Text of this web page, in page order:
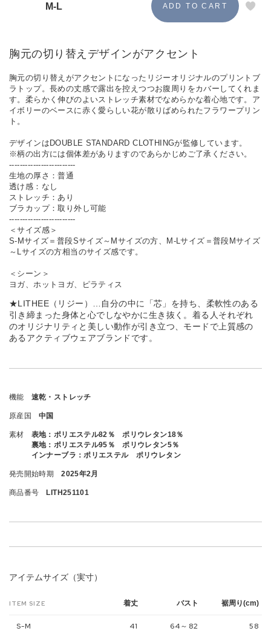
M-L
胸元の切り替えデザインがアクセント
胸元の切り替えがアクセントになったリジーオリジナルのプリントブ
ラトップ。長めの丈感で露出を控えつつお腹周りをカバーしてくれま
す。柔らかく伸びのよいストレッチ素材でなめらかな着心地です。ア
イボリーのベースに赤く愛らしい花が散りばめられたフラワープリン
ト。
デザインはDOUBLE STANDARD CLOTHINGが監修しています。
※柄の出方には個体差がありますのであらかじめご了承ください。
-------------------------
生地の厚さ：普通
透け感：なし
ストレッチ：あり
ブラカップ：取り外し可能
-------------------------
＜サイズ感＞
S-Mサイズ＝普段Sサイズ～Mサイズの方、M-Lサイズ＝普段Mサイズ
～Lサイズの方相当のサイズ感です。
＜シーン＞
ヨガ、ホットヨガ、ピラティス
★LITHEE（リジー）…自分の中に「芯」を持ち、柔軟性のある
引き締まった身体と心でしなやかに生き抜く。着る人それぞれ
のオリジナリティと美しい動作が引き立つ、モードで上質感の
あるアクティブウェアブランドです。
機能 速乾・ストレッチ
原産国 中国
素材
表地：ポリエステル82％ ポリウレタン18％
裏地：ポリエステル95％ ポリウレタン5％
インナーブラ：ポリエステル ポリウレタン
発売開始時期 2025年2月
商品番号 LITH251101
アイテムサイズ（実寸）
ITEM SIZE 着丈 バスト 裾周り(cm)
S-M 41 64～82 58